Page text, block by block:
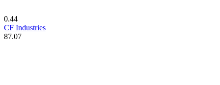
0.44
CF Industries
87.07